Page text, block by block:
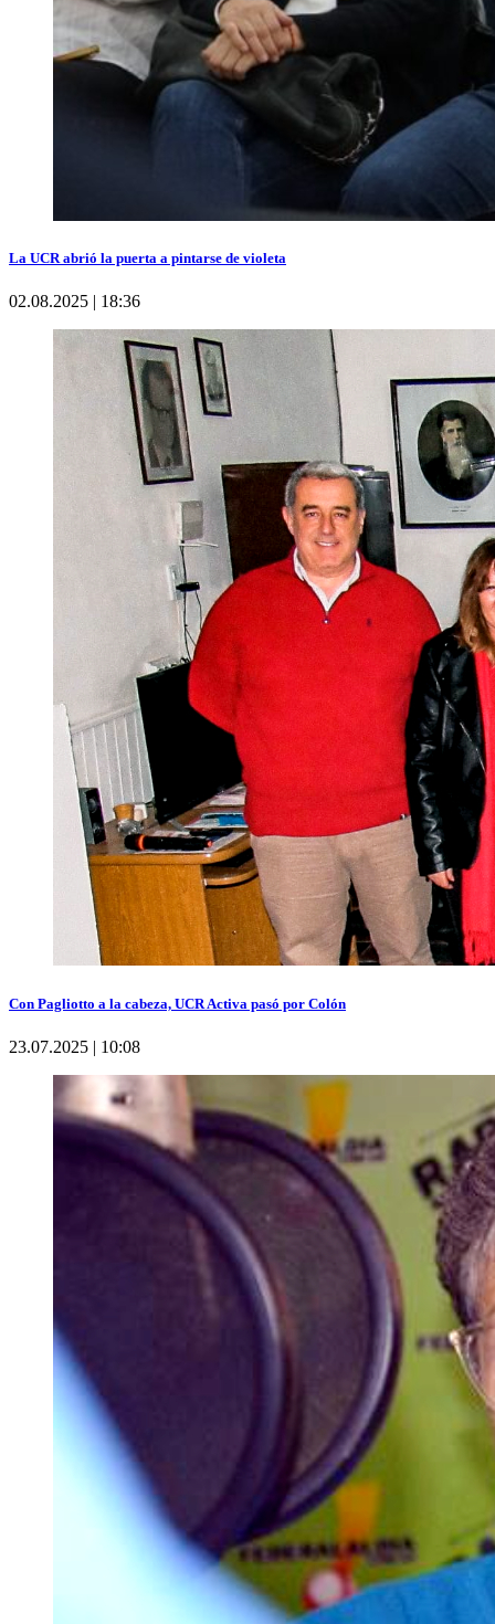
La UCR abrió la puerta a pintarse de violeta
02.08.2025 | 18:36
Con Pagliotto a la cabeza, UCR Activa pasó por Colón
23.07.2025 | 10:08